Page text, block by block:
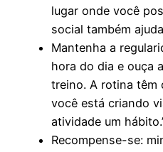
lugar onde você
social também
Mantenha a
hora do dia e ouça
treino. A rotina têm
você está criando
atividade um
Recompense-se: